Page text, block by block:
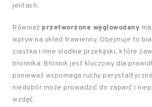
jelitach.
Również przetworzone węglowodany
wpływ na układ trawienny. Obejmuje to
ciastka i inne słodkie przekąski, które
błonnika. Błonnik jest kluczowy dla
ponieważ wspomaga ruchy
niedobór może prowadzić do zaparć i
wzdęć.